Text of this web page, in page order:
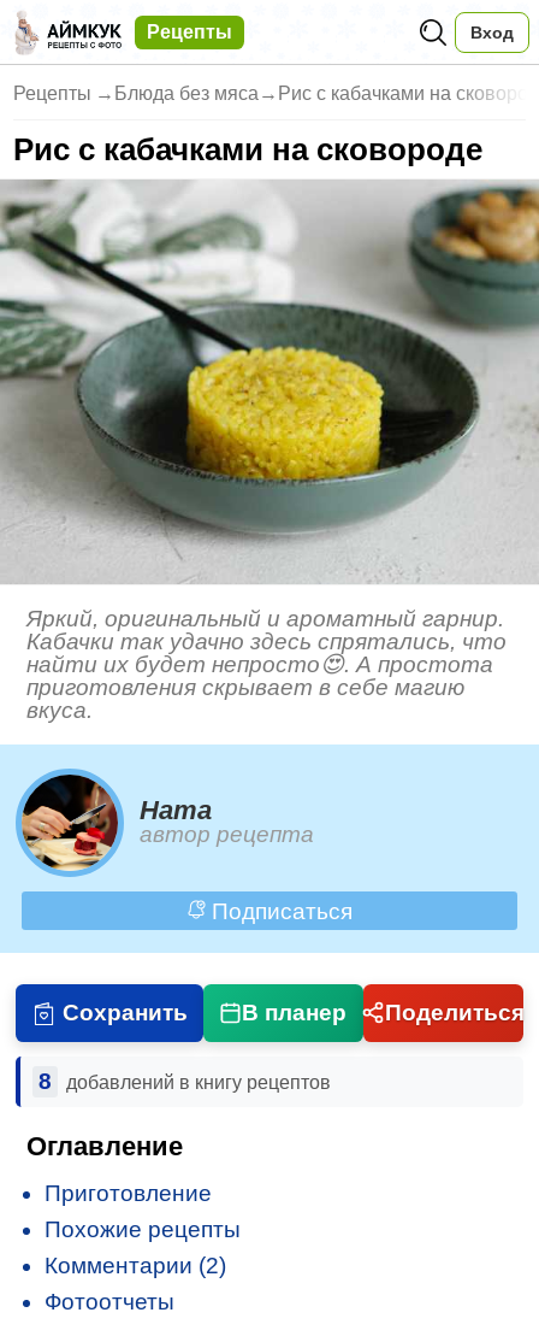
Рецепты Вход
Рецепты → Блюда без мяса → Рис с кабачками на
Рис с кабачками на сковороде
Яркий, оригинальный и ароматный гарнир.
Кабачки так удачно здесь спрятались, что
найти их будет непросто😍. А простота
приготовления скрывает в себе магию
вкуса.
Ната
автор рецепта
Подписаться
Сохранить В планер Поделиться
8 добавлений в книгу рецептов
Оглавление
Приготовление
Похожие рецепты
Комментарии (2)
Фотоотчеты